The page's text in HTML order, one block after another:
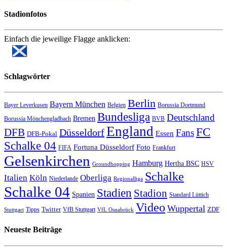
Stadionfotos
Einfach die jeweilige Flagge anklicken:
Schlagwörter
Bayer Leverkusen Bayern München Belgien Berlin Borussia Dortmund
Borussia Mönchengladbach Bremen Bundesliga BVB Deutschland
DFB DFB-Pokal DüsseldorfEngland Essen FansFC
Schalke 04 FIFA Fortuna Düsseldorf Foto Frankfurt
Gelsenkirchen Groundhopping Hamburg Hertha BSC HSV
Italien Köln Niederlande Oberliga Regionalliga Schalke
Schalke 04 Spanien Stadien Stadion Standard Lüttich
Stuttgart Tipps Twitter VfB Stuttgart VfL Osnabrück Video Wuppertal ZDF
Neueste Beiträge